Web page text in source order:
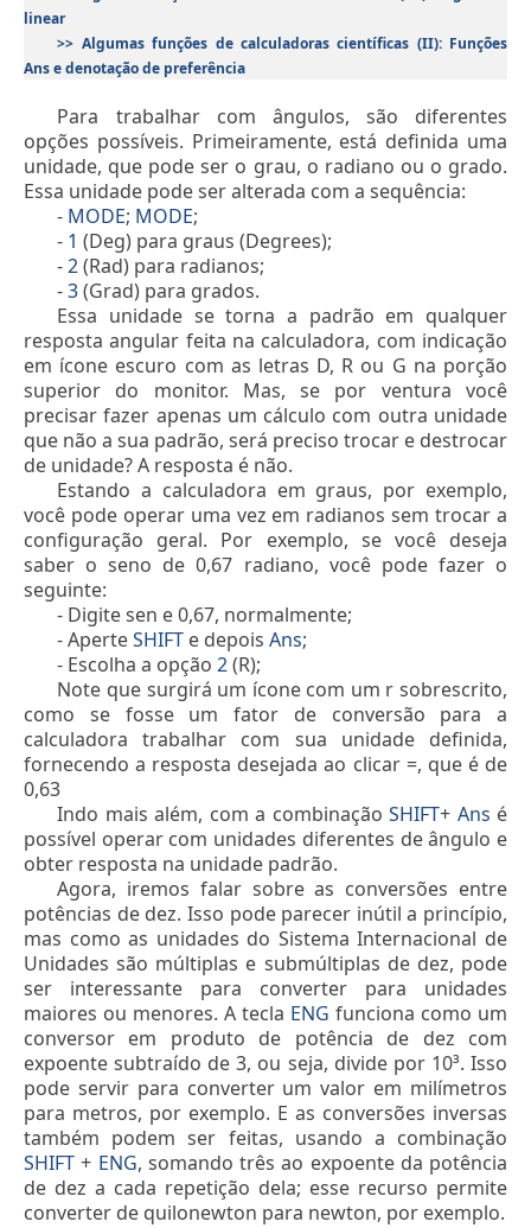
linear
>> Algumas funções de calculadoras científicas (II): Funções
Ans e denotação de preferência
Para trabalhar com ângulos, são diferentes
opções possíveis. Primeiramente, está definida uma
unidade, que pode ser o grau, o radiano ou o grado.
Essa unidade pode ser alterada com a sequência:
- MODE; MODE;
- 1 (Deg) para graus (Degrees);
-2(Rad) para radianos;
-3(Grad) para grados.
Essa unidade se torna a padrão em qualquer
resposta angular feita na calculadora, com indicação
em ícone escuro com as letras D, R ou G na porção
superior do monitor. Mas, se por ventura você
precisar fazer apenas um cálculo com outra unidade
que não a sua padrão, será preciso trocar e destrocar
de unidade? A resposta é não.
Estando a calculadora em graus, por exemplo,
você pode operar uma vez em radianos sem trocar a
configuração geral. Por exemplo, se você deseja
saber o seno de 0,67 radiano, você pode fazer o
seguinte:
- Digite sen e 0,67, normalmente;
- AperteSHIFT e depoisAns;
- Escolha a opção2(R);
Note que surgirá um ícone com um r sobrescrito,
como se fosse um fator de conversão para a
calculadora trabalhar com sua unidade definida,
fornecendo a resposta desejada ao clicar =, que é de
0,63
Indo mais além, com a combinaçãoSHIFT+ Ans é
possível operar com unidades diferentes de ângulo e
obter resposta na unidade padrão.
Agora, iremos falar sobre as conversões entre
potências de dez. Isso pode parecer inútil a princípio,
mas como as unidades do Sistema Internacional de
Unidades são múltiplas e submúltiplas de dez, pode
ser interessante para converter para unidades
maiores ou menores. A tecla ENG funciona como um
conversor em produto de potência de dez com
expoente subtraído de 3, ou seja, divide por 10³. Isso
pode servir para converter um valor em milímetros
para metros, por exemplo. E as conversões inversas
também podem ser feitas, usando a combinação
SHIFT + ENG, somando três ao expoente da potência
de dez a cada repetição dela; esse recurso permite
converter de quilonewton para newton, por exemplo.